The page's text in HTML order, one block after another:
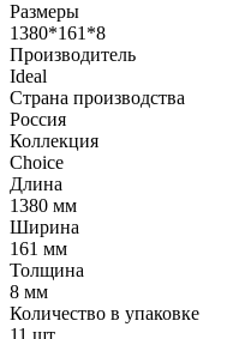
Размеры
1380*161*8
Производитель
Ideal
Страна производства
Россия
Коллекция
Choice
Длина
1380 мм
Ширина
161 мм
Толщина
8 мм
Количество в упаковке
11 шт